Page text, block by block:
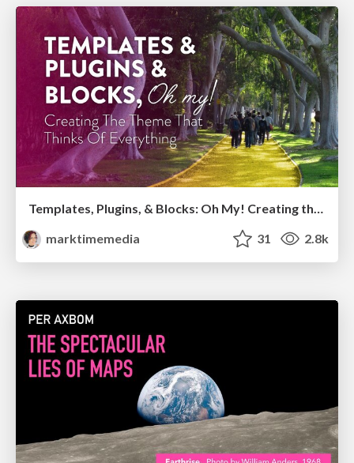
Templates, Plugins, & Blocks: Oh My! Creating the theme that thinks of everything
marktimemedia
31 2.8k